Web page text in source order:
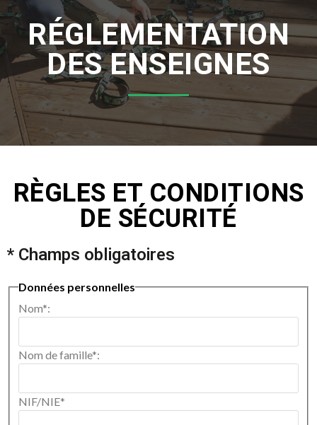
RÉGLEMENTATION
DES ENSEIGNES
RÈGLES ET CONDITIONS
DE SÉCURITÉ
* Champs obligatoires
Données personnelles
Nom*:
Nom de famille*:
NIF/NIE*